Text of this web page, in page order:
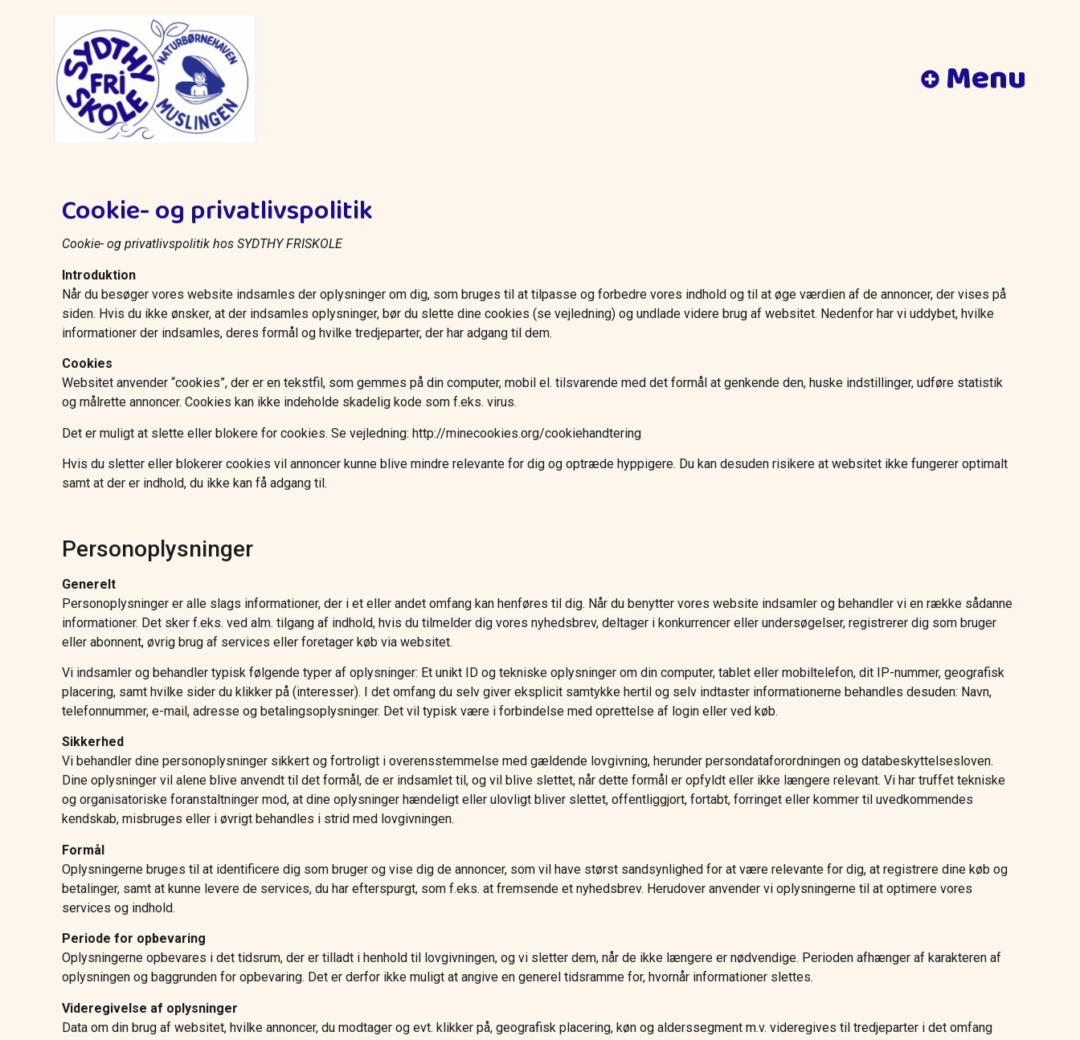
Menu
Cookie- og privatlivspolitik
Cookie- og privatlivspolitik hos SYDTHY FRISKOLE
Introduktion
Når du besøger vores website indsamles der oplysninger om dig, som bruges til at tilpasse og forbedre vores indhold og til at øge værdien af de annoncer, der vises på
siden. Hvis du ikke ønsker, at der indsamles oplysninger, bør du slette dine cookies (se vejledning) og undlade videre brug af websitet. Nedenfor har vi uddybet, hvilke
informationer der indsamles, deres formål og hvilke tredjeparter, der har adgang til dem.
Cookies
Websitet anvender “cookies”, der er en tekstfil, som gemmes på din computer, mobil el. tilsvarende med det formål at genkende den, huske indstillinger, udføre statistik
og målrette annoncer. Cookies kan ikke indeholde skadelig kode som f.eks. virus.
Det er muligt at slette eller blokere for cookies. Se vejledning: http://minecookies.org/cookiehandtering
Hvis du sletter eller blokerer cookies vil annoncer kunne blive mindre relevante for dig og optræde hyppigere. Du kan desuden risikere at websitet ikke fungerer optimalt
samt at der er indhold, du ikke kan få adgang til.
Personoplysninger
Generelt
Personoplysninger er alle slags informationer, der i et eller andet omfang kan henføres til dig. Når du benytter vores website indsamler og behandler vi en række sådanne
informationer. Det sker f.eks. ved alm. tilgang af indhold, hvis du tilmelder dig vores nyhedsbrev, deltager i konkurrencer eller undersøgelser, registrerer dig som bruger
eller abonnent, øvrig brug af services eller foretager køb via websitet.
Vi indsamler og behandler typisk følgende typer af oplysninger: Et unikt ID og tekniske oplysninger om din computer, tablet eller mobiltelefon, dit IP-nummer, geografisk
placering, samt hvilke sider du klikker på (interesser). I det omfang du selv giver eksplicit samtykke hertil og selv indtaster informationerne behandles desuden: Navn,
telefonnummer, e-mail, adresse og betalingsoplysninger. Det vil typisk være i forbindelse med oprettelse af login eller ved køb.
Sikkerhed
Vi behandler dine personoplysninger sikkert og fortroligt i overensstemmelse med gældende lovgivning, herunder persondataforordningen og databeskyttelsesloven.
Dine oplysninger vil alene blive anvendt til det formål, de er indsamlet til, og vil blive slettet, når dette formål er opfyldt eller ikke længere relevant. Vi har truffet tekniske
og organisatoriske foranstaltninger mod, at dine oplysninger hændeligt eller ulovligt bliver slettet, offentliggjort, fortabt, forringet eller kommer til uvedkommendes
kendskab, misbruges eller i øvrigt behandles i strid med lovgivningen.
Formål
Oplysningerne bruges til at identificere dig som bruger og vise dig de annoncer, som vil have størst sandsynlighed for at være relevante for dig, at registrere dine køb og
betalinger, samt at kunne levere de services, du har efterspurgt, som f.eks. at fremsende et nyhedsbrev. Herudover anvender vi oplysningerne til at optimere vores
services og indhold.
Periode for opbevaring
Oplysningerne opbevares i det tidsrum, der er tilladt i henhold til lovgivningen, og vi sletter dem, når de ikke længere er nødvendige. Perioden afhænger af karakteren af
oplysningen og baggrunden for opbevaring. Det er derfor ikke muligt at angive en generel tidsramme for, hvornår informationer slettes.
Videregivelse af oplysninger
Data om din brug af websitet, hvilke annoncer, du modtager og evt. klikker på, geografisk placering, køn og alderssegment m.v. videregives til tredjeparter i det omfang